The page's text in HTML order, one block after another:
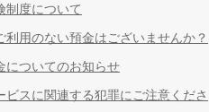
制度について
利用のない預金はございませんか？
についてのお知らせ
ビスに関連する犯罪にご注意くださ